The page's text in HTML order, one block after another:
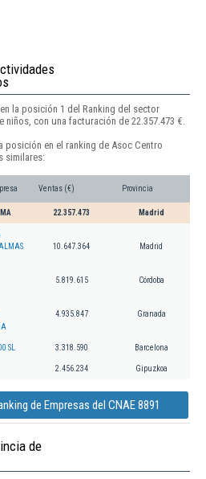
la posición 1 del Ranking del sector
con una facturación de 22.357.473 €.
en el ranking de Asoc Centro
similares:
Ventas (€) Provincia
22.357.473 Madrid
10.647.364 Madrid
5.819.615 Córdoba
4.935.847 Granada
SL 3.318.590 Barcelona
2.456.234 Gipuzkoa
de Empresas del CNAE 8891
de